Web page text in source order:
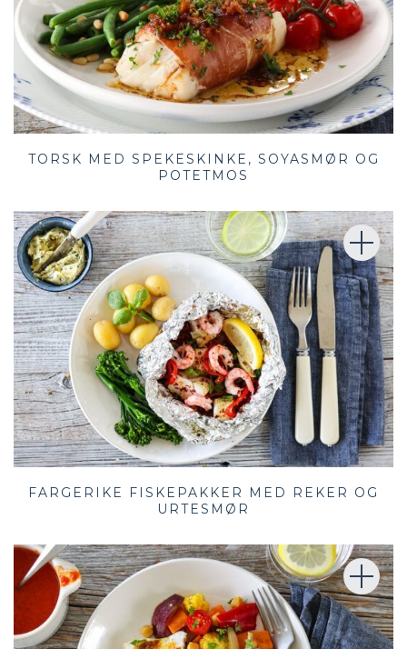
TORSK MED SPEKESKINKE, SOYASMØR OG
POTETMOS
FARGERIKE FISKEPAKKER MED REKER OG
URTESMØR